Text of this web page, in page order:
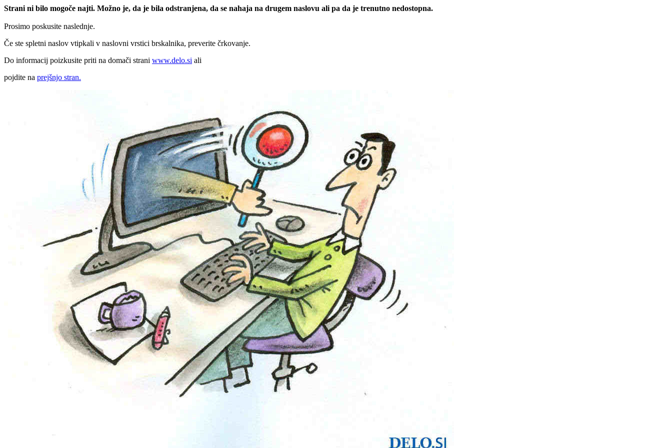
Strani ni bilo mogoče najti. Možno je, da je bila odstranjena, da se nahaja na drugem naslovu ali pa da je trenutno nedostopna.
Prosimo poskusite naslednje.
Če ste spletni naslov vtipkali v naslovni vrstici brskalnika, preverite črkovanje.
Do informacij poizkusite priti na domači strani www.delo.si ali
pojdite na prejšnjo stran.